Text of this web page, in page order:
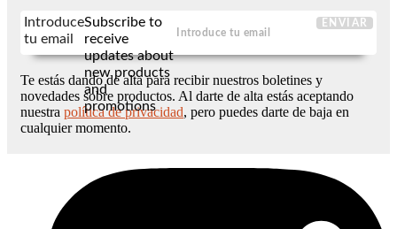
Introduce
tu email
Subscribe to
receive
updates about
new products
and
promotions
ENVIAR
Te estás dando de alta para recibir nuestros boletines y
novedades sobre productos. Al darte de alta estás aceptando
nuestra política de privacidad, pero puedes darte de baja en
cualquier momento.